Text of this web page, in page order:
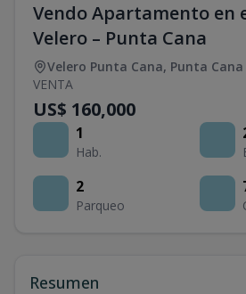
Vendo Apartamento en
Velero – Punta Cana
Velero Punta Cana, Punta Cana
VENTA
US$ 160,000
1
Hab.
2
Parqueo
Resumen